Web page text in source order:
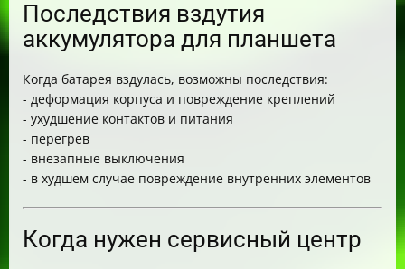
Последствия вздутия
аккумулятора для планшета
Когда батарея вздулась, возможны последствия:
- деформация корпуса и повреждение креплений
- ухудшение контактов и питания
- перегрев
- внезапные выключения
- в худшем случае повреждение внутренних элементов
Когда нужен сервисный центр